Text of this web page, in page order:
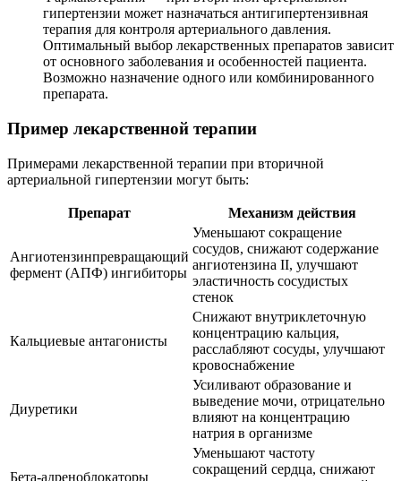
гипертензии может назначаться антигипертензивная
терапия для контроля артериального давления.
Оптимальный выбор лекарственных препаратов зависит
от основного заболевания и особенностей пациента.
Возможно назначение одного или комбинированного
препарата.
Пример лекарственной терапии
Примерами лекарственной терапии при вторичной
артериальной гипертензии могут быть:
Препарат Механизм действия
Ангиотензинпревращающий
фермент (АПФ) ингибиторы
Уменьшают сокращение
сосудов, снижают содержание
ангиотензина II, улучшают
эластичность сосудистых
стенок
Кальциевые антагонисты
Снижают внутриклеточную
концентрацию кальция,
расслабляют сосуды, улучшают
кровоснабжение
Диуретики
Усиливают образование и
выведение мочи, отрицательно
влияют на концентрацию
натрия в организме
Бета-адреноблокаторы
Уменьшают частоту
сокращений сердца, снижают